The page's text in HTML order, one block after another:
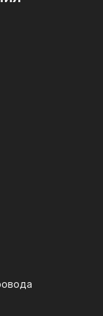
можете